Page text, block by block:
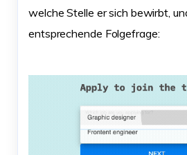
welche Stelle er sich bewirbt,
entsprechende Folgefrage: